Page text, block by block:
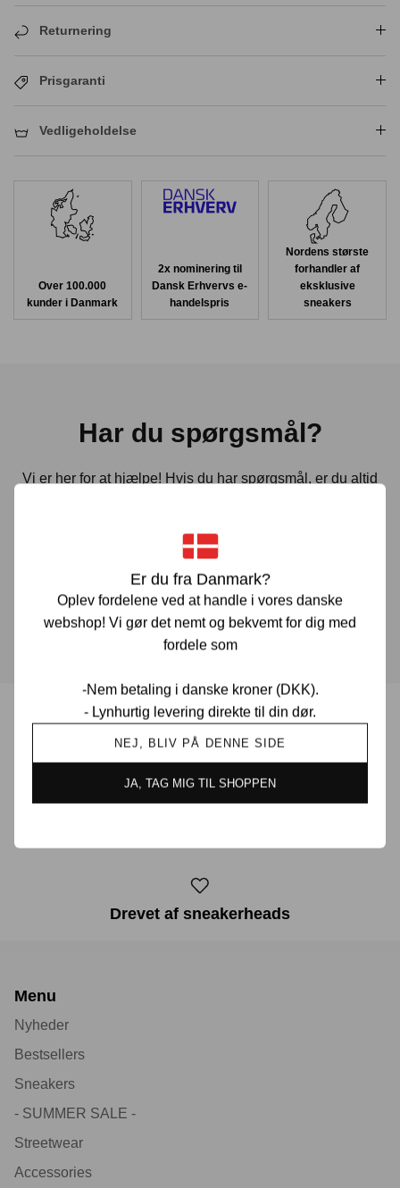
Er du fra Danmark?
Oplev fordelene ved at handle i vores danske
webshop! Vi gør det nemt og bekvemt for dig med
fordele som
-Nem betaling i danske kroner (DKK).
- Lynhurtig levering direkte til din dør.
NEJ, BLIV PÅ DENNE SIDE
JA, TAG MIG TIL SHOPPEN
Returnering
Prisgaranti
Vedligeholdelse
Over 100.000
kunder i Danmark
2x nominering til
Dansk Erhvervs e-
handelspris
Nordens største
forhandler af
eksklusive
sneakers
Har du spørgsmål?
Vi er her for at hjælpe! Hvis du har spørgsmål, er du altid
muligt.
KONTAKT OS
Prisgaranti i Danmark
Drevet af sneakerheads
Menu
Nyheder
Bestsellers
Sneakers
- SUMMER SALE -
Streetwear
Accessories